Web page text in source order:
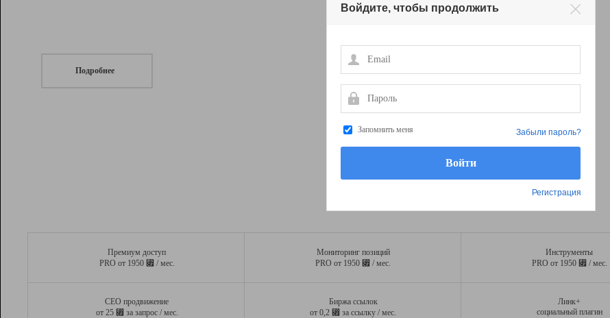
Подробнее
Премиум доступ
PRO от 1950 ⃏ / мес.
Мониторинг позиций
PRO от 1950 ⃏ / мес.
Инструменты
PRO от 1950 ⃏ / мес.
СЕО продвижение
от 25 ⃏ за запрос / мес.
Биржа ссылок
от 0,2 ⃏ за ссылку / мес.
Линк+
социальный плагин
Войдите, чтобы продолжить
Email
Пароль
Запомнить меня
Регистрация
Забыли пароль?